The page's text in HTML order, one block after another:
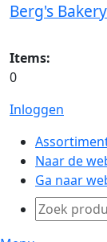
Berg's Bakery
Items:
0
Inloggen
Naar de
Ga naar